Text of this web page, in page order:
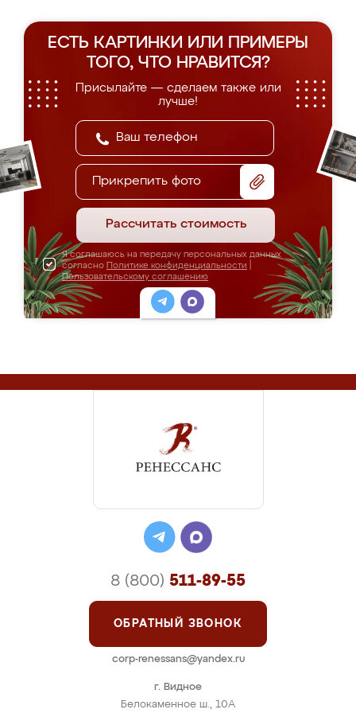
ЕСТЬ КАРТИНКИ ИЛИ ПРИМЕРЫ
ТОГО, ЧТО НРАВИТСЯ?
Присылайте — сделаем также или
лучше!
Прикрепить фото
Рассчитать стоимость
Я соглашаюсь на передачу персональных данных
согласно Политике конфиденциальности
Пользовательскому соглашению
г. Видное
Белокаменное ш., 10А
8 (800) 511-89-55
ОБРАТНЫЙ ЗВОНОК
corp-renessans@yandex.ru